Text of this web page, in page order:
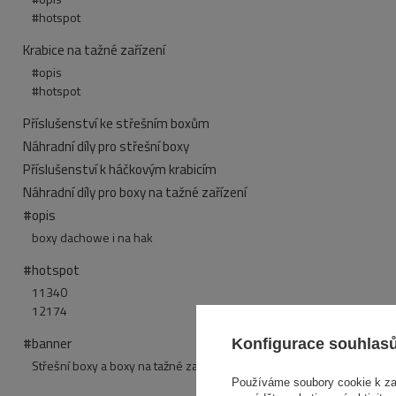
#hotspot
Krabice na tažné zařízení
#opis
#hotspot
Příslušenství ke střešním boxům
Náhradní díly pro střešní boxy
Příslušenství k háčkovým krabicím
Náhradní díly pro boxy na tažné zařízení
#opis
boxy dachowe i na hak
#hotspot
11340
12174
#banner
Střešní boxy a boxy na tažné zařízení
Konfigurace
Používáme soubory cookie k